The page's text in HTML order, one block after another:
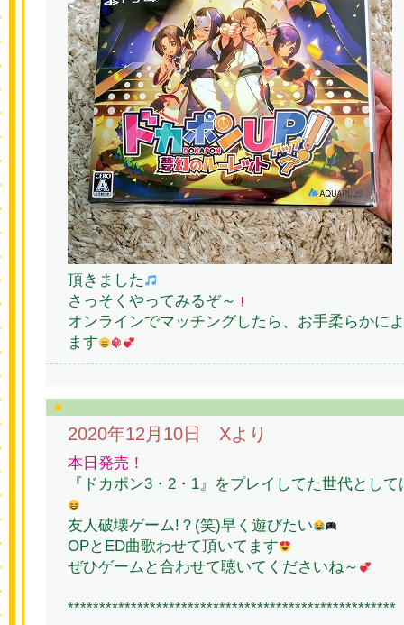
頂きました
さっそくやってみるぞ～
オンラインでマッチングしたら、お手柔らかに
ます
2020年12月10日 Xより
本日発売！
『ドカポン3・2・1』をプレイしてた世代とし
友人破壊ゲーム!？(笑)早く遊びたい
OPとED曲歌わせて頂いてます
ぜひゲームと合わせて聴いてくださいね～
****************************************************